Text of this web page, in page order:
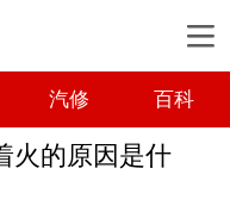
汽修 百科
火的原因是什